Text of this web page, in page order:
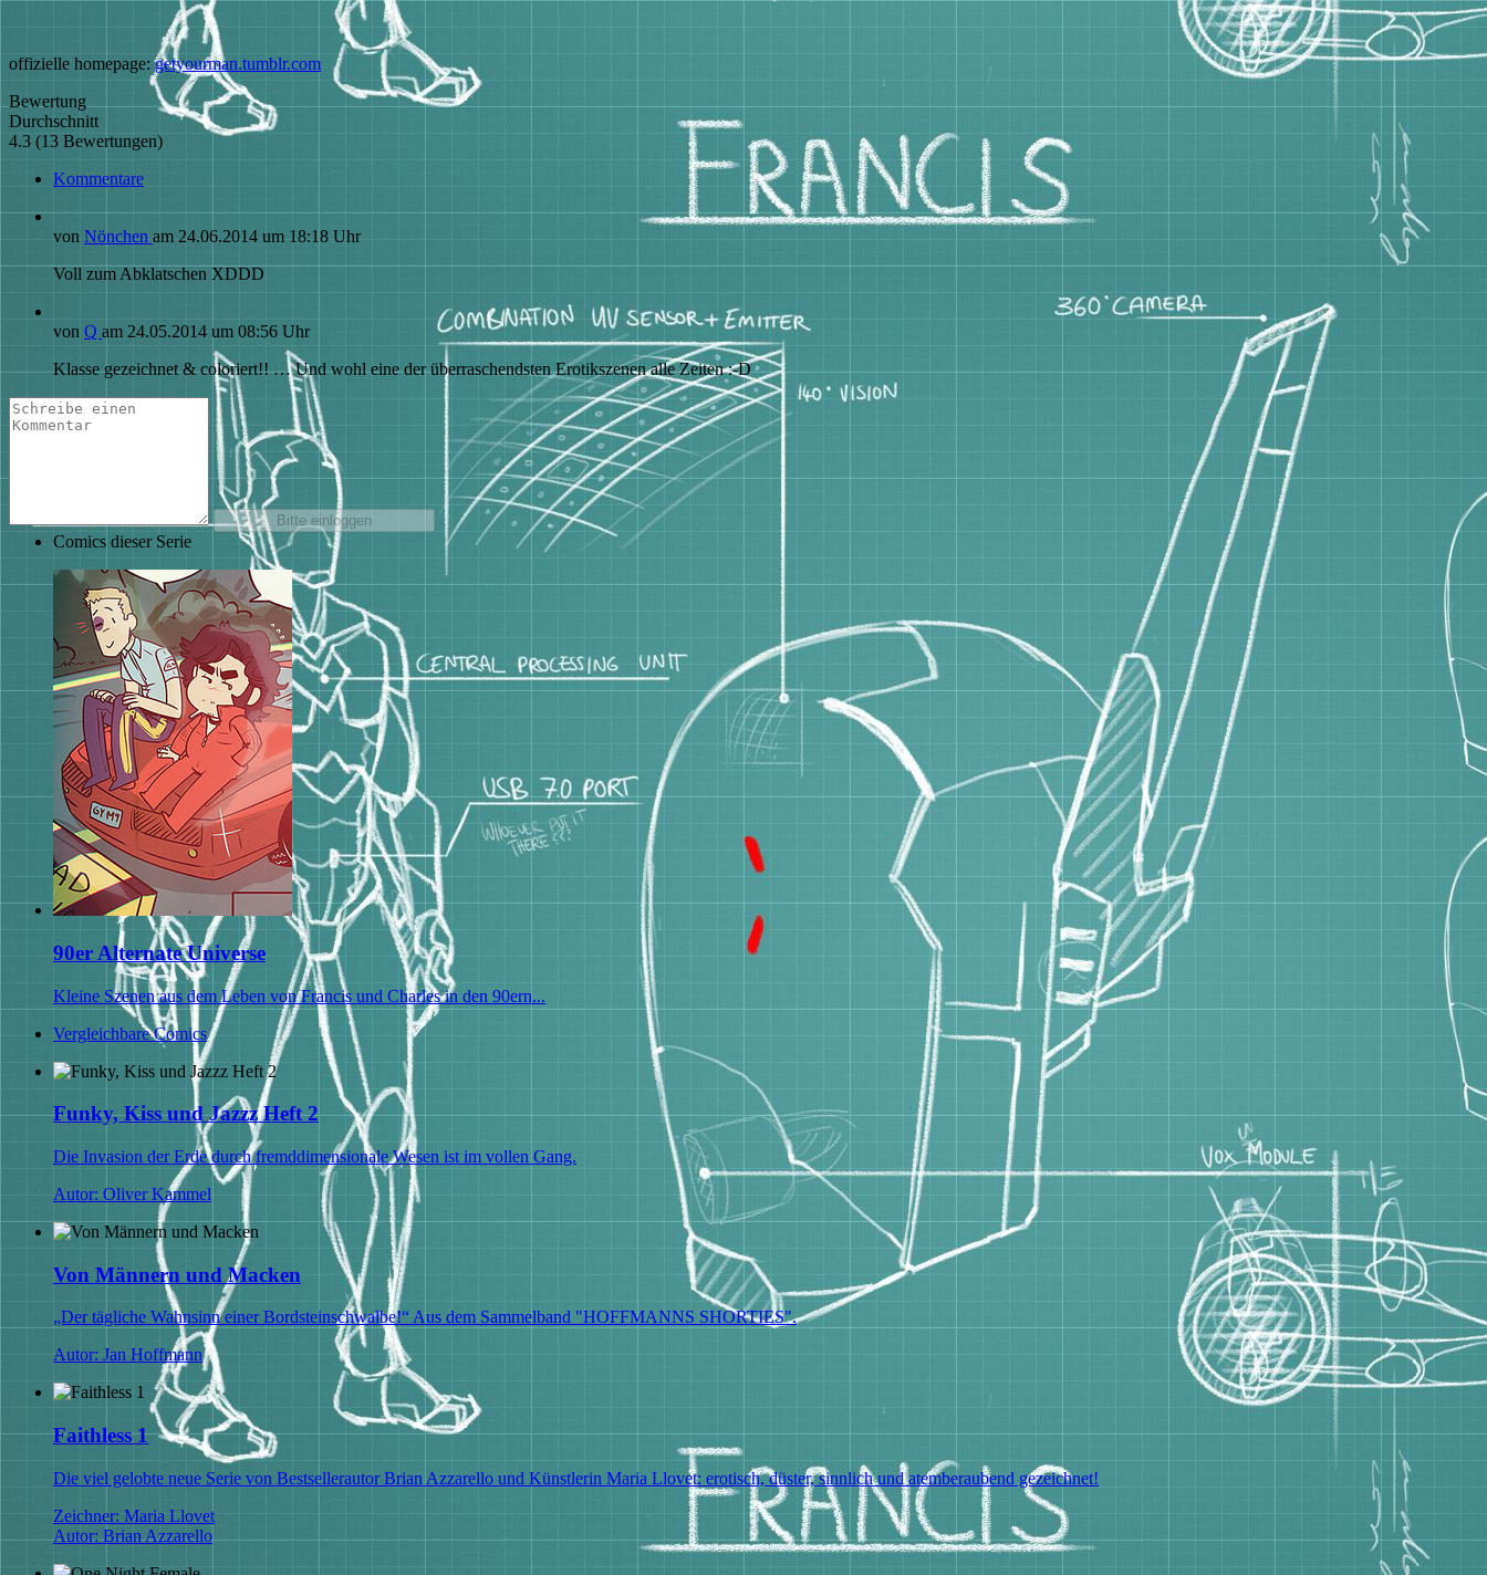
offizielle homepage:getyourman.tumblr.com
Bewertung
Durchschnitt
4.3 (13 Bewertungen)
Kommentare
von Nönchen am 24.06.2014 um 18:18 Uhr
Voll zum Abklatschen XDDD
von Q am 24.05.2014 um 08:56 Uhr
Klasse gezeichnet & coloriert!! … Und wohl eine der überraschendsten Erotikszenen alle Zeiten :-D
Comics dieser Serie
90er Alternate Universe
Kleine Szenen aus dem Leben von Francis und Charles in den 90ern...
Vergleichbare Comics
Funky, Kiss und Jazzz Heft 2
Die Invasion der Erde durch fremddimensionale Wesen ist im vollen Gang.
Autor: Oliver Kammel
Von Männern und Macken
„Der tägliche Wahnsinn einer Bordsteinschwalbe!“ Aus dem Sammelband "HOFFMANNS SHORTIES".
Autor: Jan Hoffmann
Faithless 1
Die viel gelobte neue Serie von Bestsellerautor Brian Azzarello und Künstlerin Maria Llovet: erotisch, düster, sinnlich und atemberaubend gezeichnet!
Zeichner: Maria Llovet
Autor: Brian Azzarello